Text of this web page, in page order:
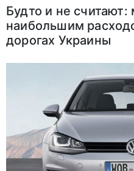
Будто и не
наибольшим
дорогах Украины